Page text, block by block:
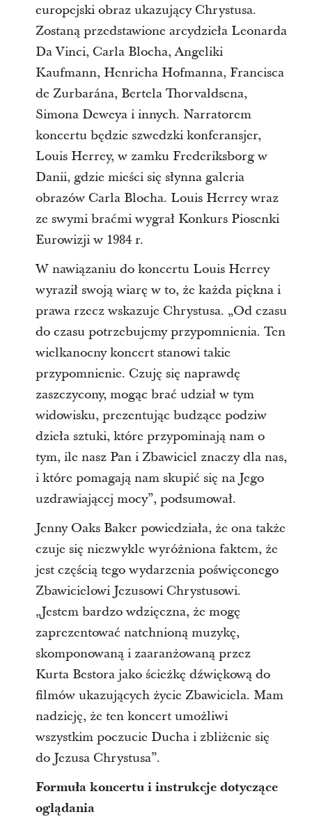
europejski obraz ukazujący Chrystusa.
Zostaną przedstawione arcydzieła Leonarda
Da Vinci, Carla Blocha, Angeliki
Kaufmann, Henricha Hofmanna, Francisca
de Zurbarána, Bertela Thorvaldsena,
Simona Deweya i innych. Narratorem
koncertu będzie szwedzki konferansjer,
Louis Herrey, w zamku Frederiksborg w
Danii, gdzie mieści się słynna galeria
obrazów Carla Blocha. Louis Herrey wraz
ze swymi braćmi wygrał Konkurs Piosenki
Eurowizji w 1984 r.
W nawiązaniu do koncertu Louis Herrey
wyraził swoją wiarę w to, że każda piękna i
prawa rzecz wskazuje Chrystusa. „Od czasu
do czasu potrzebujemy przypomnienia. Ten
wielkanocny koncert stanowi takie
przypomnienie. Czuję się naprawdę
zaszczycony, mogąc brać udział w tym
widowisku, prezentując budzące podziw
dzieła sztuki, które przypominają nam o
tym, ile nasz Pan i Zbawiciel znaczy dla nas,
i które pomagają nam skupić się na Jego
uzdrawiającej mocy”, podsumował.
Jenny Oaks Baker powiedziała, że ona także
czuje się niezwykle wyróżniona faktem, że
jest częścią tego wydarzenia poświęconego
Zbawicielowi Jezusowi Chrystusowi.
„Jestem bardzo wdzięczna, że mogę
zaprezentować natchnioną muzykę,
skomponowaną i zaaranżowaną przez
Kurta Bestora jako ścieżkę dźwiękową do
filmów ukazujących życie Zbawiciela. Mam
nadzieję, że ten koncert umożliwi
wszystkim poczucie Ducha i zbliżenie się
do Jezusa Chrystusa”.
Formuła koncertu i instrukcje dotyczące
oglądania